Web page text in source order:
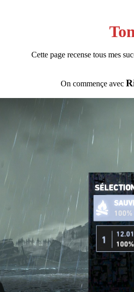
Cette page recense tous mes
On commençe avec